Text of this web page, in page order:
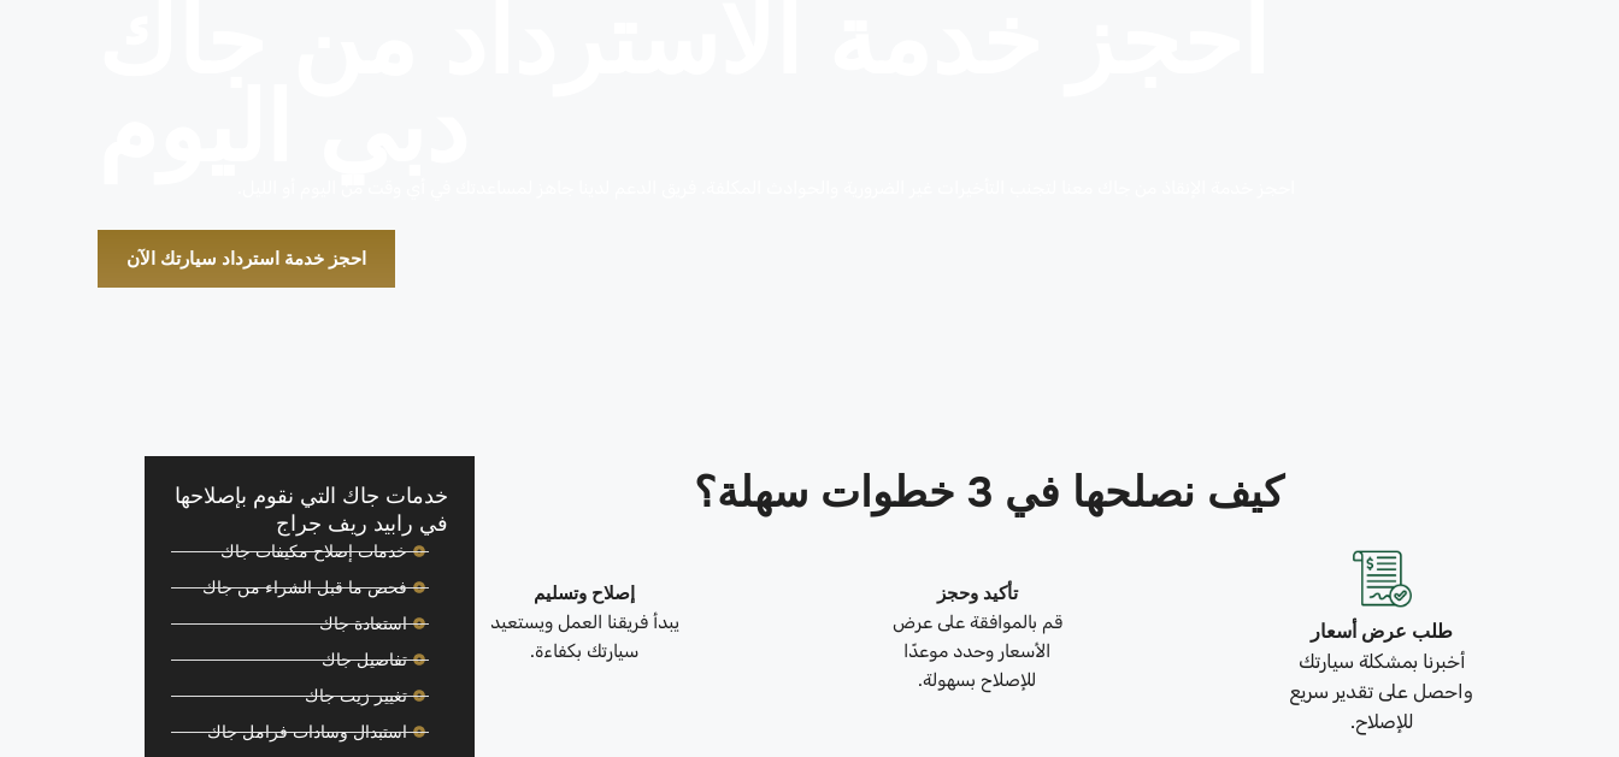
احجز خدمة استرداد سيارتك الآن
كيف نصلحها في 3 خطوات سهلة؟
طلب عرض أسعار
أخبرنا بمشكلة سيارتك
واحصل على تقدير سريع
للإصلاح.
تأكيد وحجز
قم بالموافقة على عرض
الأسعار وحدد موعدًا
للإصلاح بسهولة.
إصلاح وتسليم
يبدأ فريقنا العمل ويستعيد
سيارتك بكفاءة.
خدمات جاك التي نقوم بإصلاحها
في رابيد ريف جراج
خدمات إصلاح مكيفات جاك
فحص ما قبل الشراء من جاك
استعادة جاك
تفاصيل جاك
تغيير زيت جاك
استبدال وسادات فرامل جاك